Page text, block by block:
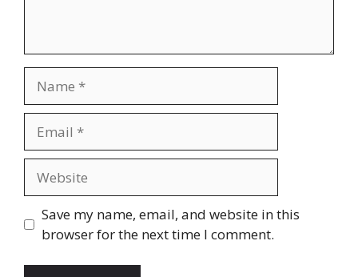
Save my name, email, and website in this
browser for the next time I comment.